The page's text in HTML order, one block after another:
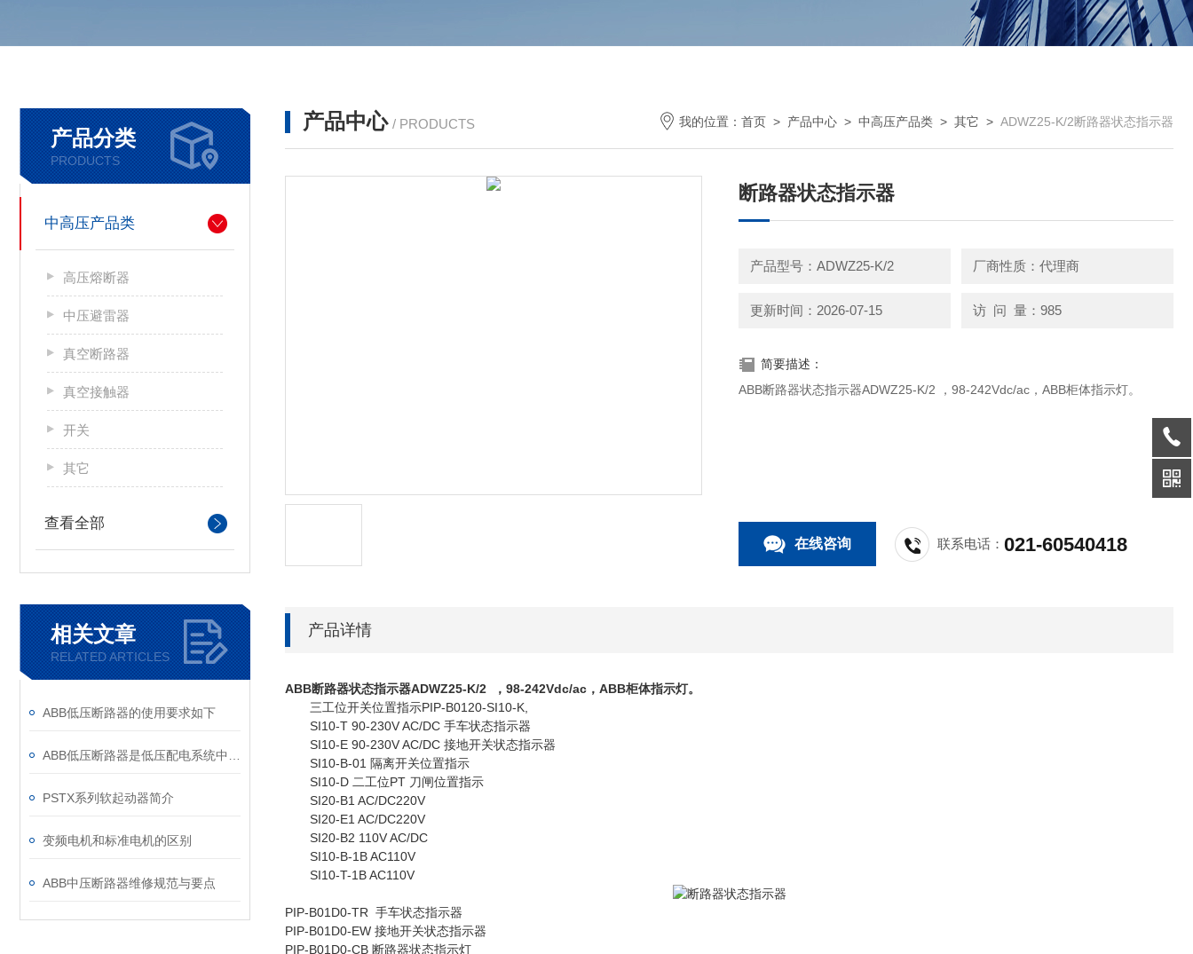
产品分类
PRODUCTS
中高压产品类
高压熔断器
中压避雷器
真空断路器
真空接触器
开关
其它
查看全部
相关文章
RELATED ARTICLES
ABB低压断路器的使用要求如下
PSTX系列软起动器简介
变频电机和标准电机的区别
ABB中压断路器维修规范与要点
产品中心 / PRODUCTS 我的位置： 首页 > 产品中心 > 中高压产品类 > 其它 > ADWZ25-K/2断路器状态指示器
断路器状态指示器
产品型号：ADWZ25-K/2 厂商性质：代理商
更新时间：2026-07-15 访 问 量：985
简要描述：
ABB断路器状态指示器ADWZ25-K/2 ，98-242Vdc/ac，ABB柜体指示灯。
在线咨询 联系电话：021-60540418
产品详情
ABB断路器状态指示器ADWZ25-K/2 ，98-242Vdc/ac，ABB柜体指示灯。
三工位开关位置指示PIP-B0120-SI10-K,
SI10-T 90-230V AC/DC 手车状态指示器
SI10-E 90-230V AC/DC 接地开关状态指示器
SI10-B-01 隔离开关位置指示
SI10-D 二工位PT 刀闸位置指示
SI20-B1 AC/DC220V
SI20-E1 AC/DC220V
SI20-B2 110V AC/DC
SI10-B-1B AC110V
SI10-T-1B AC110V
PIP-B01D0-TR 手车状态指示器
PIP-B01D0-EW 接地开关状态指示器
PIP-B01D0-CB 断路器状态指示灯